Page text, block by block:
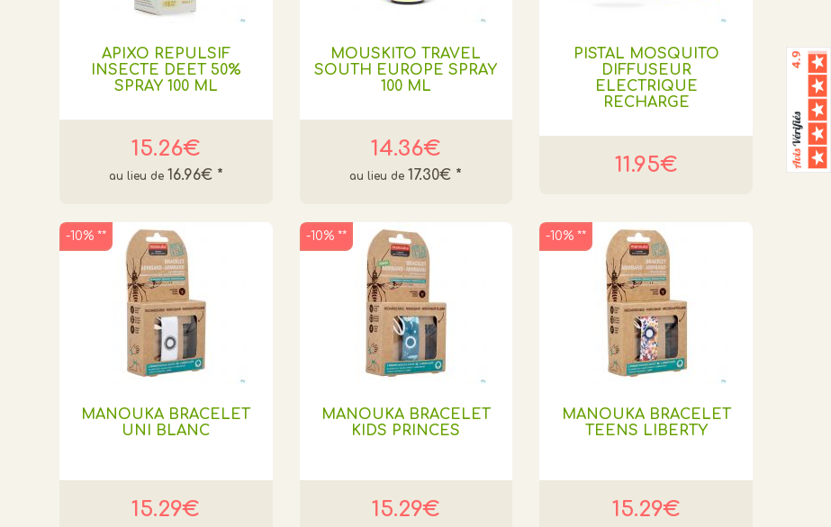
APIXO REPULSIF
INSECTE DEET 50%
SPRAY 100 ML
15.26€
16.96€ *
MOUSKITO TRAVEL
SOUTH EUROPE SPRAY
100 ML
14.36€
17.30€ *
PISTAL MOSQUITO
DIFFUSEUR
ELECTRIQUE
RECHARGE
11.95€
MANOUKA BRACELET
UNI BLANC
15.29€
-10% **
MANOUKA BRACELET
KIDS PRINCES
15.29€
-10% **
MANOUKA BRACELET
TEENS LIBERTY
15.29€
-10% **